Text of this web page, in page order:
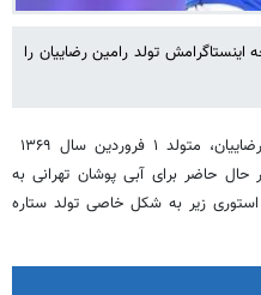
تولد رامین رضاییان را
حاضر برای آبی پوشان تهرانی به
استوری زیر به شکل خاصی تولد ستاره